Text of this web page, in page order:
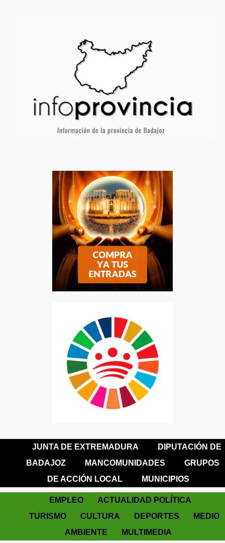
JUNTA DE EXTREMADURA
DIPUTACIÓN DE
BADAJOZ
MANCOMUNIDADES
GRUPOS
DE ACCIÓN LOCAL
MUNICIPIOS
EMPLEO
ACTUALIDAD POLÍTICA
TURISMO
CULTURA DEPORTES
MEDIO
AMBIENTE
MULTIMEDIA